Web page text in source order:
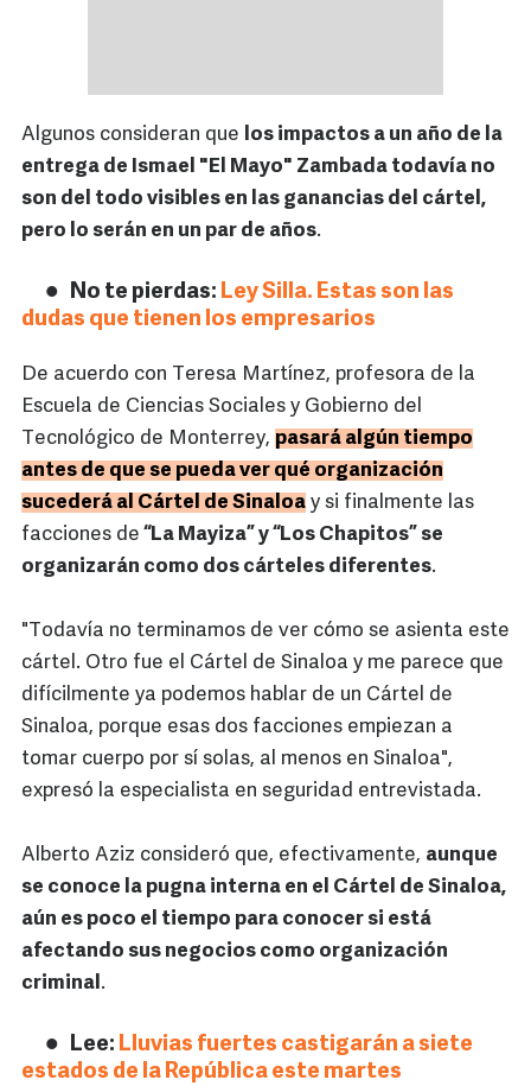
Algunos consideran que los impactos a un año de la
entrega de Ismael "El Mayo" Zambada todavía no
son del todo visibles en las ganancias del cártel,
pero lo serán en un par de años.
No te pierdas: Ley Silla. Estas son las
dudas que tienen los empresarios
De acuerdo con Teresa Martínez, profesora de la
Escuela de Ciencias Sociales y Gobierno del
Tecnológico de Monterrey, pasará algún tiempo
antes de que se pueda ver qué organización
sucederá al Cártel de Sinaloa y si finalmente las
facciones de “La Mayiza” y “Los Chapitos” se
organizarán como dos cárteles diferentes.
"Todavía no terminamos de ver cómo se asienta este
cártel. Otro fue el Cártel de Sinaloa y me parece que
difícilmente ya podemos hablar de un Cártel de
Sinaloa, porque esas dos facciones empiezan a
tomar cuerpo por sí solas, al menos en Sinaloa",
expresó la especialista en seguridad entrevistada.
Alberto Aziz consideró que, efectivamente, aunque
se conoce la pugna interna en el Cártel de Sinaloa,
aún es poco el tiempo para conocer si está
afectando sus negocios como organización
criminal.
Lee: Lluvias fuertes castigarán a siete
estados de la República este martes